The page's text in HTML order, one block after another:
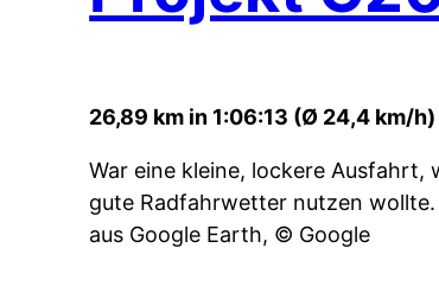
26,89 km in 1:06:13 (Ø 24,4 km/h)
War eine kleine, lockere
gute Radfahrwetter nutzen
aus Google Earth, © Google